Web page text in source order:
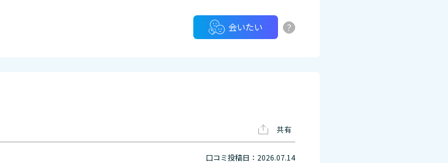
会いたい ?
共有
口コミ投稿日：2026.07.14